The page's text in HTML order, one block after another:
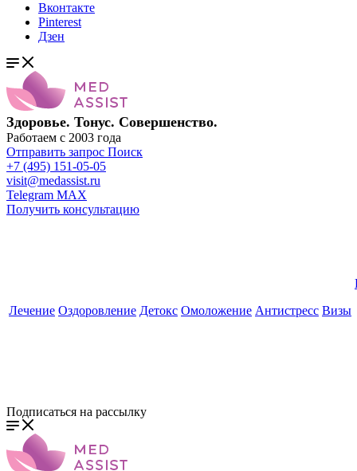
Вконтакте
Pinterest
Дзен
Здоровье. Тонус. Совершенство.
Работаем с 2003 года
Отправить запрос Поиск
+7 (495) 151-05-05
visit@medassist.ru
Telegram MAX
Получить консультацию
Лечение Оздоровление Детокс Омоложение Антистресс Визы
Подписаться на рассылку